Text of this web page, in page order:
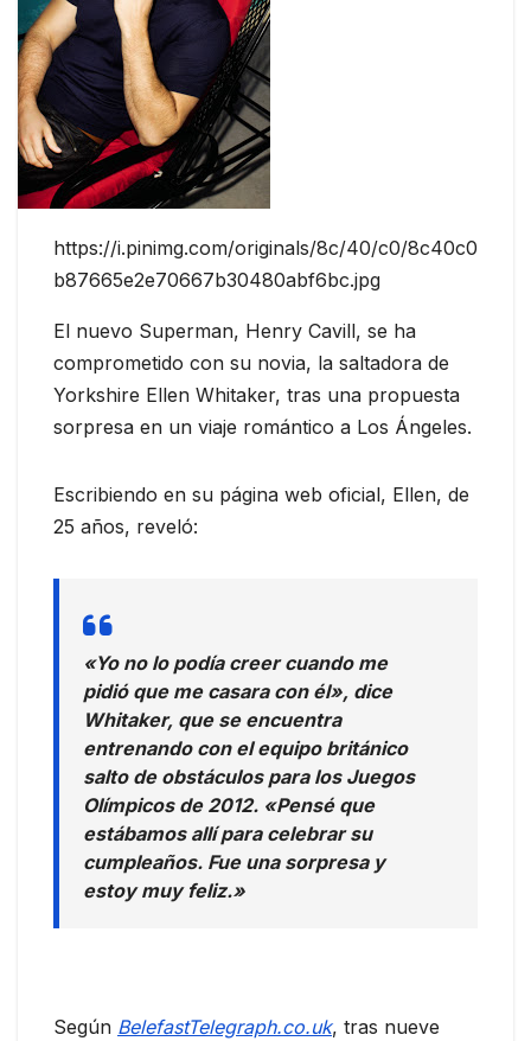
https://i.pinimg.com/originals/8c/40/c0/8c40c0
b87665e2e70667b30480abf6bc.jpg
El nuevo Superman, Henry Cavill, se ha
comprometido con su novia, la saltadora de
Yorkshire Ellen Whitaker, tras una propuesta
sorpresa en un viaje romántico a Los Ángeles.
Escribiendo en su página web oficial, Ellen, de
25 años, reveló:
«Yo no lo podía creer cuando me
pidió que me casara con él», dice
Whitaker, que se encuentra
entrenando con el equipo británico
salto de obstáculos para los Juegos
Olímpicos de 2012. «Pensé que
estábamos allí para celebrar su
cumpleaños. Fue una sorpresa y
estoy muy feliz.»
Según BelefastTelegraph.co.uk, tras nueve